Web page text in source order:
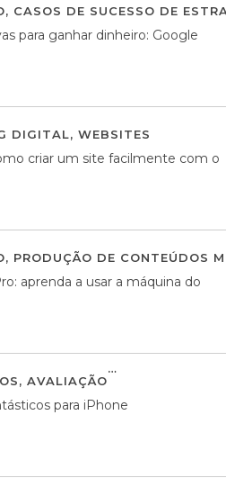
, CASOS DE SUCESSO DE
para ganhar dinheiro: Google
DIGITAL, WEBSITES
criar um site facilmente com o
, PRODUÇÃO DE CONTEÚDOS
aprenda a usar a máquina do
, AVALIAÇÃO
para iPhone